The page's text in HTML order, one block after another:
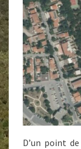
D’un point